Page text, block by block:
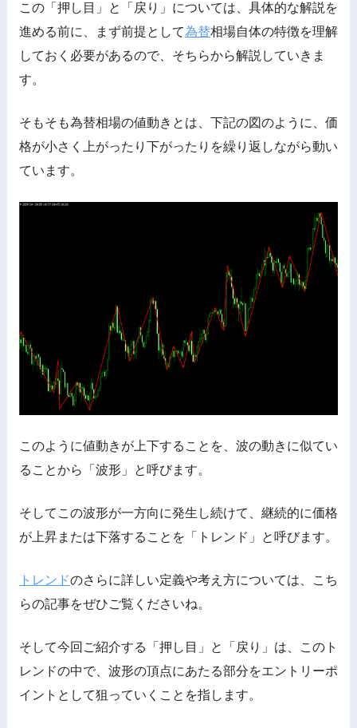
この「押し目」と「戻り」については、具体的な解説を
進める前に、まず前提として為替相場自体の特徴を理解
しておく必要があるので、そちらから解説していきま
す。
そもそも為替相場の値動きとは、下記の図のように、価
格が小さく上がったり下がったりを繰り返しながら動い
ています。
このように値動きが上下することを、波の動きに似てい
ることから「波形」と呼びます。
そしてこの波形が一方向に発生し続けて、継続的に価格
が上昇または下落することを「トレンド」と呼びます。
トレンドのさらに詳しい定義や考え方については、こち
らの記事をぜひご覧くださいね。
そして今回ご紹介する「押し目」と「戻り」は、このト
レンドの中で、波形の頂点にあたる部分をエントリーポ
イントとして狙っていくことを指します。